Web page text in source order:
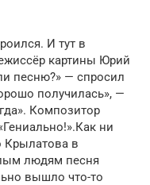
И тут в
картины Юрий
песню?» — спросил
получилась», —
Композитор
ни
Крылатова в
людям песня
вышло что-то